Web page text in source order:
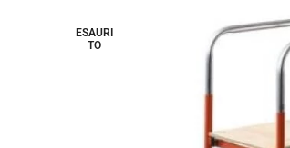
ESAURI
TO